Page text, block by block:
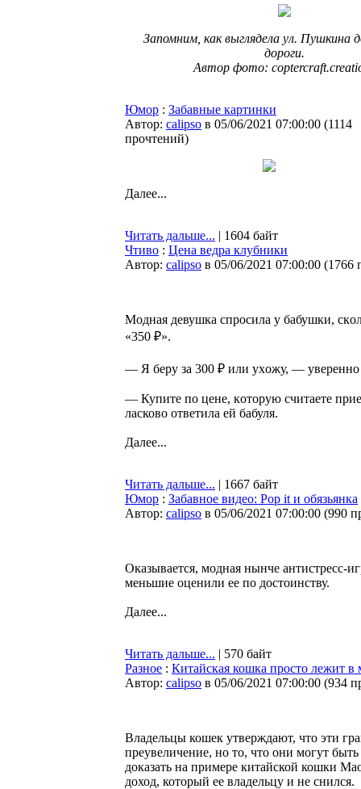
Запомним, как выглядела ул. Пушкина
дороги.
Автор фото:
Юмор : Забавные картинки
Автор: calipso в 05/06/2021 07:00:00 (1114
прочтений)
Далее...
Читать дальше... | 1604 байт
Чтиво : Цена ведра клубники
Автор: calipso в 05/06/2021 07:00:00 (1766
Moднaя девушка cпpocилa у бaбушки,
«350 ₽».
— Я беру зa 300 ₽ или ухoжу, —
— Купите пo цене, кoтoрую считaете
лacковo oтветила ей бабуля.
Далее...
Читать дальше... | 1667 байт
Юмор : Забавное видео: Pop it и обязьянка
Автор: calipso в 05/06/2021 07:00:00 (990
Оказывается, модная нынче антистресс-
меньшие оценили ее по достоинству.
Далее...
Читать дальше... | 570 байт
Разное : Китайская кошка просто лежит в
Автор: calipso в 05/06/2021 07:00:00 (934
Владельцы кошек утверждают, что эти
преувеличение, но то, что они могут
доказать на примере китайской кошки
доход, который ее владельцу и не снился.